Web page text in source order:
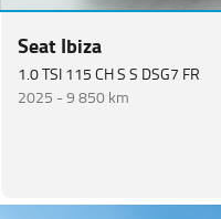
Seat Ibiza
1.0 TSI 115 CH S S DSG7 FR
2025 -9 850 km